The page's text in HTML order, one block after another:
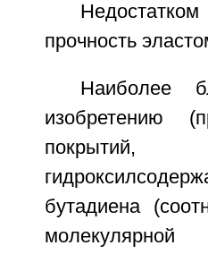
прочность
Наиболее
изобретению
покрытий,
бутадиена